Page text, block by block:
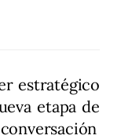
estratégico
etapa de